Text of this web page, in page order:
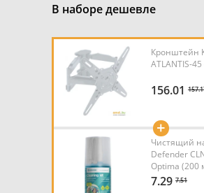
В наборе дешевле
Кронштейн
ATLANTIS-
156.01
+
Чистящий
Defender
Optima (200
7.29 7.51